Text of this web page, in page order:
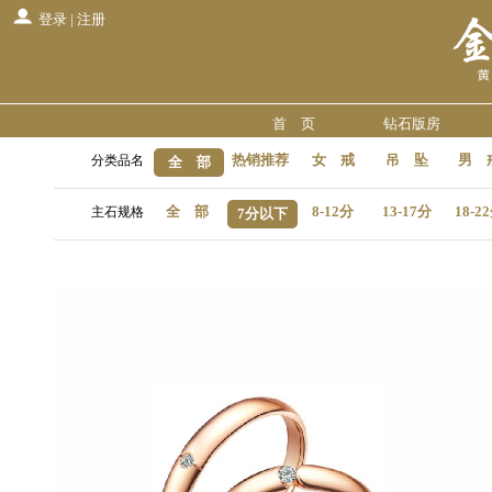
登录 | 注册
首 页 钻石版房
分类品名 全 部 热销推荐 女 戒 吊 坠 男
主石规格 全 部 7分以下 8-12分 13-17分 18-